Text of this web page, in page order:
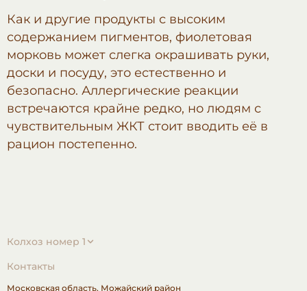
Как и другие продукты с высоким
содержанием пигментов, фиолетовая
морковь может слегка окрашивать руки,
доски и посуду, это естественно и
безопасно. Аллергические реакции
встречаются крайне редко, но людям с
чувствительным ЖКТ стоит вводить её в
рацион постепенно.
Колхоз номер 1
Контакты
Московская область, Можайский район